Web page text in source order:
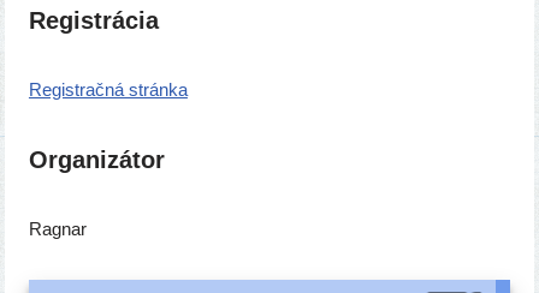
Registrácia
Registračná strán­ka
Organizátor
Ragnar